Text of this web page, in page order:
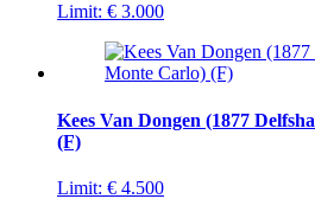
Limit: € 3.000
Kees Van Dongen (1877
(F)
Limit: € 4.500